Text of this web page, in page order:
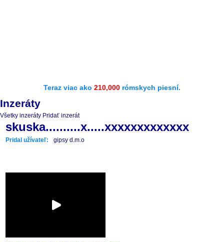
Teraz viac ako 210,000 rómskych piesní.
Inzeráty
Všetky inzeráty Pridať inzerát
skuska..........x.....xxxxxxxxxxxxx
Pridal užívateľ: gipsy d.m.o